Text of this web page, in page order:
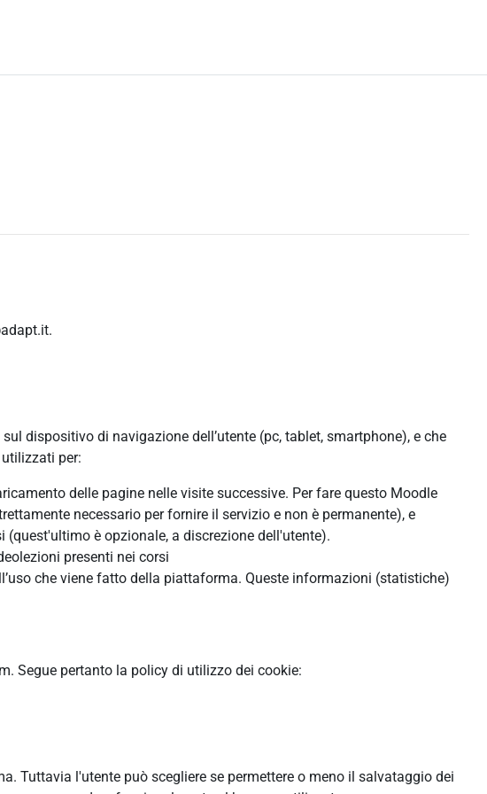
dispositivo di navigazione dell’utente (pc, tablet, smartphone), e che
per:
delle pagine nelle visite successive. Per fare questo Moodle
necessario per fornire il servizio e non è permanente), e
è opzionale, a discrezione dell'utente).
presenti nei corsi
che viene fatto della piattaforma. Queste informazioni (statistiche)
Segue pertanto la policy di utilizzo dei cookie:
Tuttavia l'utente può scegliere se permettere o meno il salvataggio dei